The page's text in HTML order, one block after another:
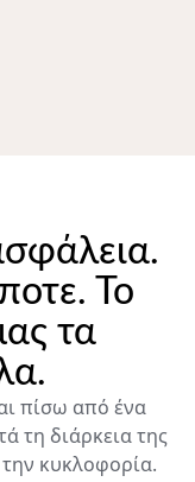
Το
τα
πίσω από ένα
τη διάρκεια της
κυκλοφορία.